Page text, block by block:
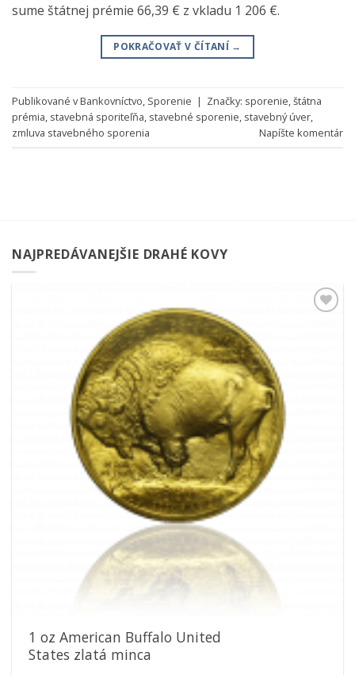
sume štátnej prémie 66,39 € z vkladu 1 206 €.
POKRAČOVAŤ V ČÍTANÍ →
Publikované vBankovníctvo, Sporenie | Značky: sporenie,štátna
prémia, stavebná sporiteľňa, stavebné sporenie, stavebný úver,
zmluva stavebného sporenia
Napíšte komentár
NAJPREDÁVANEJŠIE DRAHÉ KOVY
1 oz American Buffalo United
States zlatá minca